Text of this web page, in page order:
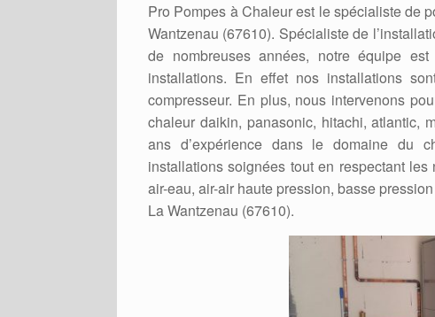
Pro Pompes à Chaleur est le spécialiste de
Wantzenau (67610). Spécialiste de
de nombreuses années, notre équipe
installations. En effet nos installations
compresseur. En plus, nous intervenons
chaleur daikin, panasonic, hitachi, atlantic,
ans d’expérience dans le domaine du
installations soignées tout en respectant
air-eau, air-air haute pression, basse
La Wantzenau (67610).